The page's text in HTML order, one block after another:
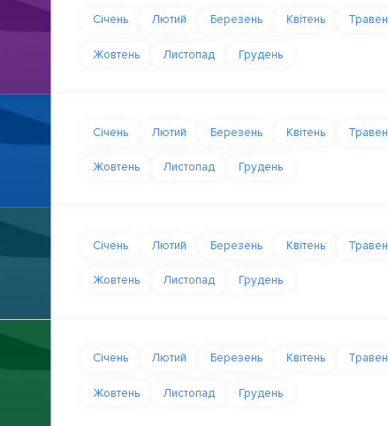
Січень Лютий Березень Квітень
Жовтень Листопад Грудень
Січень Лютий Березень Квітень
Жовтень Листопад Грудень
Січень Лютий Березень Квітень
Жовтень Листопад Грудень
Січень Лютий Березень Квітень
Жовтень Листопад Грудень